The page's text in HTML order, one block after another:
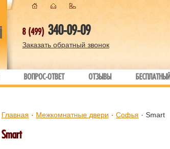
8 (499) 340-09-09
Заказать обратный звонок
ВОПРОС-ОТВЕТ ОТЗЫВЫ
Главная Межкомнатные двери Софья Smart
Smart